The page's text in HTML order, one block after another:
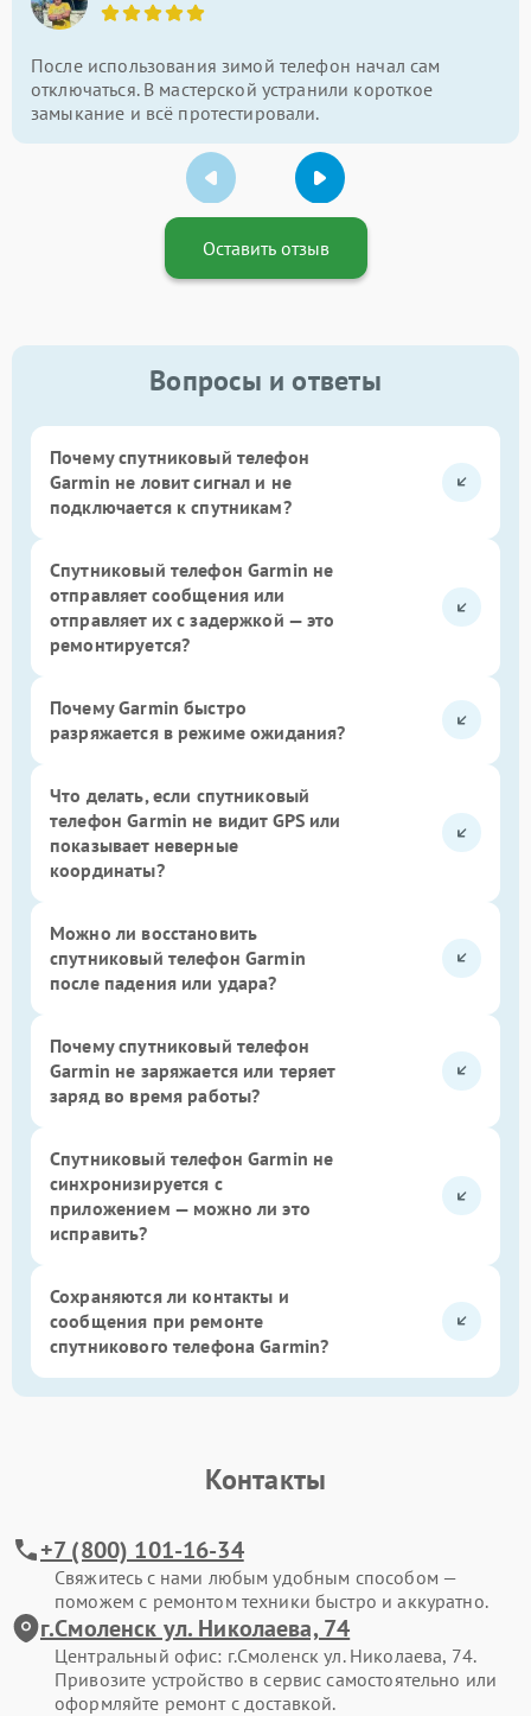
После использования зимой телефон начал сам
отключаться. В мастерской устранили короткое
замыкание и всё протестировали.
Оставить отзыв
Вопросы и ответы
Почему спутниковый телефон
Garmin не ловит сигнал и не
подключается к спутникам?
Спутниковый телефон Garmin не
отправляет сообщения или
отправляет их с задержкой — это
ремонтируется?
Почему Garmin быстро
разряжается в режиме ожидания?
Что делать, если спутниковый
телефон Garmin не видит GPS или
показывает неверные
координаты?
Можно ли восстановить
спутниковый телефон Garmin
после падения или удара?
Почему спутниковый телефон
Garmin не заряжается или теряет
заряд во время работы?
Спутниковый телефон Garmin не
синхронизируется с
приложением — можно ли это
исправить?
Сохраняются ли контакты и
сообщения при ремонте
спутникового телефона Garmin?
Контакты
+7 (800) 101-16-34
Свяжитесь с нами любым удобным способом —
поможем с ремонтом техники быстро и аккуратно.
г.Смоленск ул. Николаева, 74
Центральный офис: г.Смоленск ул. Николаева, 74.
Привозите устройство в сервис самостоятельно или
оформляйте ремонт с доставкой.